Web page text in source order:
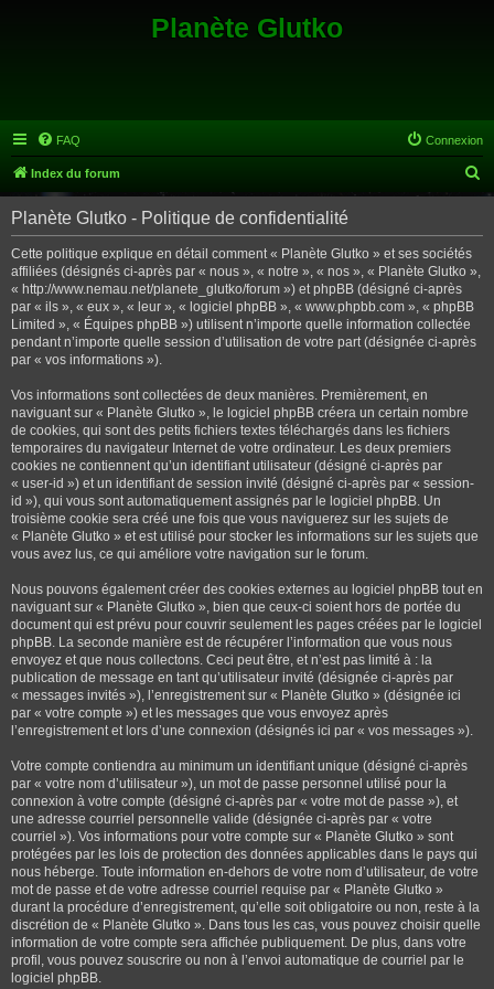
Planète Glutko
FAQ Connexion
Index du forum
e
Planète Glutko - Politique de confidentialité
Cette politique explique en détail comment « Planète Glutko » et ses sociétés
affiliées (désignés ci-après par « nous », « notre », « nos », « Planète Glutko »,
« http://www.nemau.net/planete_glutko/forum ») et phpBB (désigné ci-après
par « ils », « eux », « leur », « logiciel phpBB », « www.phpbb.com », « phpBB
Limited », « Équipes phpBB ») utilisent n’importe quelle information collectée
pendant n’importe quelle session d’utilisation de votre part (désignée ci-après
par « vos informations »).
Vos informations sont collectées de deux manières. Premièrement, en
naviguant sur « Planète Glutko », le logiciel phpBB créera un certain nombre
de cookies, qui sont des petits fichiers textes téléchargés dans les fichiers
temporaires du navigateur Internet de votre ordinateur. Les deux premiers
cookies ne contiennent qu’un identifiant utilisateur (désigné ci-après par
« user-id ») et un identifiant de session invité (désigné ci-après par « session-
id »), qui vous sont automatiquement assignés par le logiciel phpBB. Un
troisième cookie sera créé une fois que vous naviguerez sur les sujets de
« Planète Glutko » et est utilisé pour stocker les informations sur les sujets que
vous avez lus, ce qui améliore votre navigation sur le forum.
Nous pouvons également créer des cookies externes au logiciel phpBB tout en
naviguant sur « Planète Glutko », bien que ceux-ci soient hors de portée du
document qui est prévu pour couvrir seulement les pages créées par le logiciel
phpBB. La seconde manière est de récupérer l’information que vous nous
envoyez et que nous collectons. Ceci peut être, et n’est pas limité à : la
publication de message en tant qu’utilisateur invité (désignée ci-après par
« messages invités »), l’enregistrement sur « Planète Glutko » (désignée ici
par « votre compte ») et les messages que vous envoyez après
l’enregistrement et lors d’une connexion (désignés ici par « vos messages »).
Votre compte contiendra au minimum un identifiant unique (désigné ci-après
par « votre nom d’utilisateur »), un mot de passe personnel utilisé pour la
connexion à votre compte (désigné ci-après par « votre mot de passe »), et
une adresse courriel personnelle valide (désignée ci-après par « votre
courriel »). Vos informations pour votre compte sur « Planète Glutko » sont
protégées par les lois de protection des données applicables dans le pays qui
nous héberge. Toute information en-dehors de votre nom d’utilisateur, de votre
mot de passe et de votre adresse courriel requise par « Planète Glutko »
durant la procédure d’enregistrement, qu’elle soit obligatoire ou non, reste à la
discrétion de « Planète Glutko ». Dans tous les cas, vous pouvez choisir quelle
information de votre compte sera affichée publiquement. De plus, dans votre
profil, vous pouvez souscrire ou non à l’envoi automatique de courriel par le
logiciel phpBB.